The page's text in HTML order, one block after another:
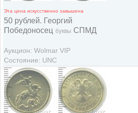
Эта цена искусственно завышена
50 рублей. Георгий
Победоносец буквы СПМД
Аукцион: Wolmar VIP
Состояние: UNC